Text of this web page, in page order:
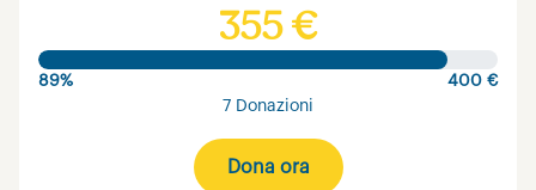
355 €
89%
400 €
7 Donazioni
Dona ora